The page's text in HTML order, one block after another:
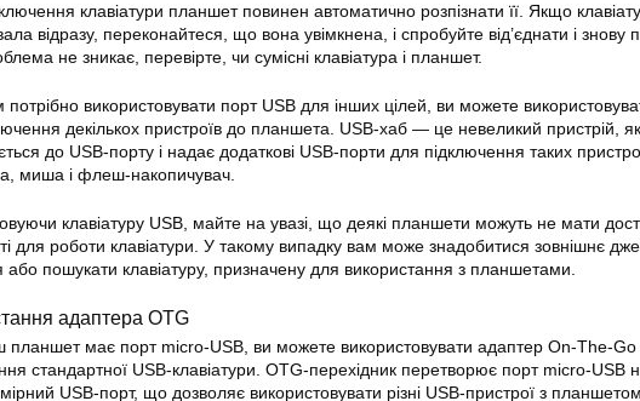
клавіатури планшет повинен автоматично розпізнати її. Якщо
відразу, переконайтеся, що вона увімкнена, і спробуйте від’єднати і знову
не зникає, перевірте, чи сумісні клавіатура і планшет.
використовувати порт USB для інших цілей, ви можете
декількох пристроїв до планшета. USB-хаб — це невеликий пристрій,
до USB-порту і надає додаткові USB-порти для підключення таких
миша і флеш-накопичувач.
клавіатуру USB, майте на увазі, що деякі планшети можуть не мати
для роботи клавіатури. У такому випадку вам може знадобитися зовнішнє
або пошукати клавіатуру, призначену для використання з планшетами.
адаптера OTG
має порт micro-USB, ви можете використовувати адаптер On-The-
стандартної USB-клавіатури. OTG-перехідник перетворює порт micro-USB
USB-порт, що дозволяє використовувати різні USB-пристрої з